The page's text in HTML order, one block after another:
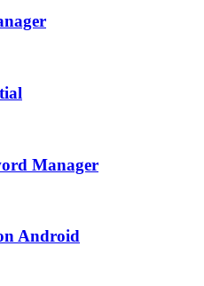
Manager
Android